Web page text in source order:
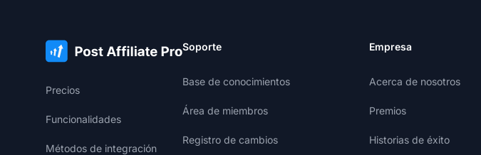
Precios
Funcionalidades
Métodos de integración
Soporte
Base de conocimientos
Área de miembros
Registro de cambios
Empresa
Acerca de nosotros
Premios
Historias de éxito